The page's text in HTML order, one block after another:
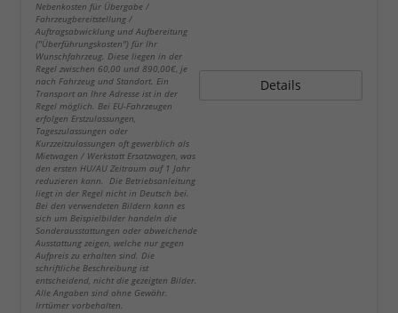
Nebenkosten für Übergabe /
Fahrzeugbereitstellung /
Auftragsabwicklung und Aufbereitung
("Überführungskosten") für Ihr
Wunschfahrzeug. Diese liegen in der
Regel zwischen 60,00 und 890,00€, je
nach Fahrzeug und Standort. Ein
Transport an Ihre Adresse ist in der
Regel möglich. Bei EU-Fahrzeugen
erfolgen Erstzulassungen,
Tageszulassungen oder
Kurzzeitzulassungen oft gewerblich als
Mietwagen / Werkstatt Ersatzwagen, was
den ersten HU/AU Zeitraum auf 1 Jahr
reduzieren kann. Die Betriebsanleitung
liegt in der Regel nicht in Deutsch bei.
Bei den verwendeten Bildern kann es
sich um Beispielbilder handeln die
Sonderausstattungen oder abweichende
Ausstattung zeigen, welche nur gegen
Aufpreis zu erhalten sind. Die
schriftliche Beschreibung ist
entscheidend, nicht die gezeigten Bilder.
Alle Angaben sind ohne Gewähr.
Irrtümer vorbehalten.
Details